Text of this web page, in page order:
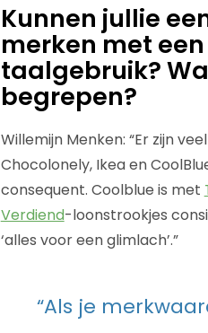
Kunnen jullie
merken met
taalgebruik?
begrepen?
Willemijn Menken: “Er zijn
Chocolonely, Ikea en
consequent. Coolblue is met
Verdiend-loonstrookjes
‘alles voor een glimlach’.”
“Als je